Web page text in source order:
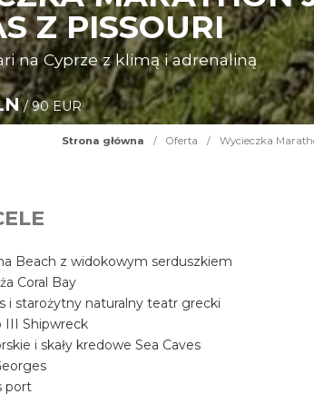
Z PISSOURI
na Cyprze z klimą i adrenaliną
/ 90 EUR
Strona główna / Oferta / Wycieczka
Beach z widokowym serduszkiem
Coral Bay
i starożytny naturalny teatr grecki
III Shipwreck
i skały kredowe Sea Caves
port